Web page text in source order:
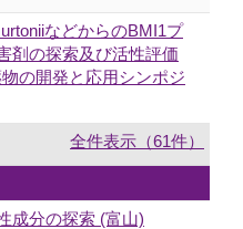
などからのBMI1プ
剤の探索及び活性評価
の開発と応用シンポジ
全件表示（61件）
成分の探索 (富山)